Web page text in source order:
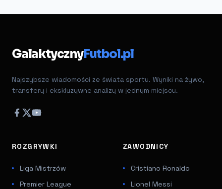
GalaktycznyFutbol.pl
Najszybsze wiadomości ze świata sportu. Wyniki na żywo,
transfery i ekskluzywne analizy w jednym miejscu.
ROZGRYWKI
Liga Mistrzów
Premier League
ZAWODNICY
Cristiano Ronaldo
Lionel Messi